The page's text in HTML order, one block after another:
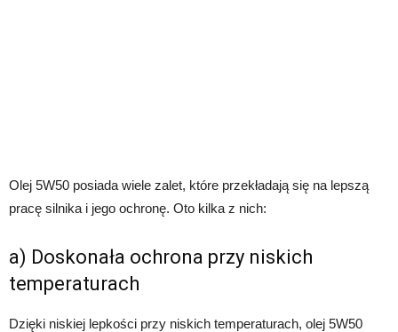
Olej 5W50 posiada wiele zalet, które przekładają się na lepszą
pracę silnika i jego ochronę. Oto kilka z nich:
a) Doskonała ochrona przy niskich
temperaturach
Dzięki niskiej lepkości przy niskich temperaturach, olej 5W50